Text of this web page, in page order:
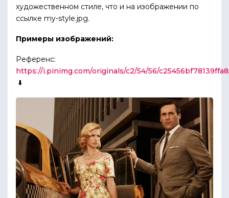
художественном стиле, что и на изображении по
ссылке my-style.jpg.
Примеры изображений:
Референс:
https://i.pinimg.com/originals/c2/54/56/
⬇️